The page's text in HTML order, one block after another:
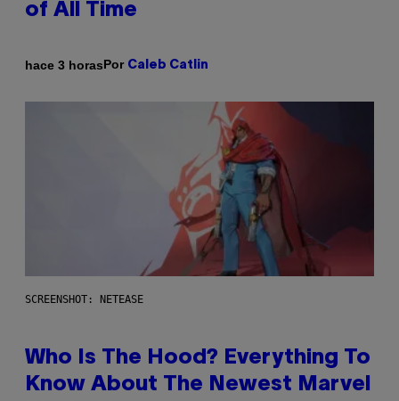
of All Time
hace 3 horasPor Caleb Catlin
SCREENSHOT: NETEASE
Who Is The Hood? Everything To
Know About The Newest Marvel